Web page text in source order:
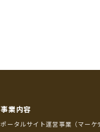
事業内容
ポータルサイト運営事業（マーケ